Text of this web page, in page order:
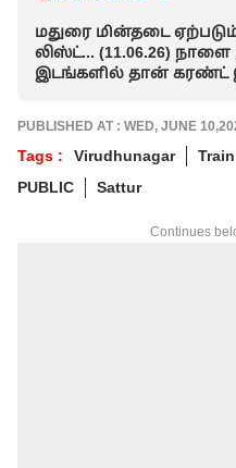
மதுரை மின்தடை
லிஸ்ட்... (11.06.26)
இடங்களில் தான் கரண்ட்
PUBLISHED AT : WED, JUNE
Tags : Virudhunagar Train
PUBLIC
Sattur
Continues